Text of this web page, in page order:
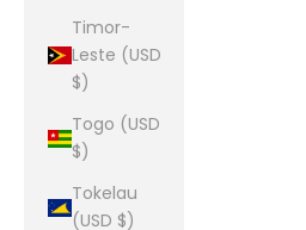
Timor-
Leste (USD
$)
Togo (USD
$)
Tokelau
(USD $)